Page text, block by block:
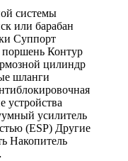
системы
или барабан
Суппорт
Контур
цилиндр
шланги
устройства
усилитель
(ESP) Другие
Накопитель